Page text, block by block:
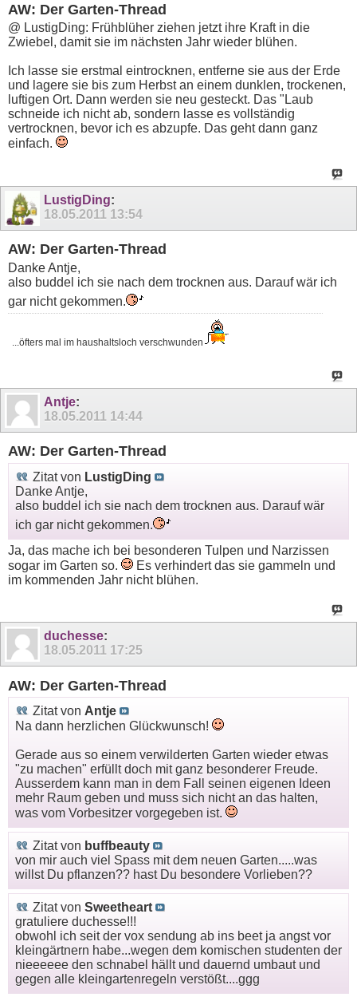
AW: Der Garten-Thread
@ LustigDing: Frühblüher ziehen jetzt ihre Kraft in die
Zwiebel, damit sie im nächsten Jahr wieder blühen.
Ich lasse sie erstmal eintrocknen, entferne sie aus der Erde
und lagere sie bis zum Herbst an einem dunklen, trockenen,
luftigen Ort. Dann werden sie neu gesteckt. Das "Laub
schneide ich nicht ab, sondern lasse es vollständig
vertrocknen, bevor ich es abzupfe. Das geht dann ganz
einfach.
LustigDing:
18.05.2011 13:54
AW: Der Garten-Thread
Danke Antje,
also buddel ich sie nach dem trocknen aus. Darauf wär ich
gar nicht gekommen.
...öfters mal im haushaltsloch verschwunden
Antje:
18.05.2011 14:44
AW: Der Garten-Thread
Zitat von LustigDing
Danke Antje,
also buddel ich sie nach dem trocknen aus. Darauf wär
ich gar nicht gekommen.
Ja, das mache ich bei besonderen Tulpen und Narzissen
sogar im Garten so.
Es verhindert das sie gammeln und
im kommenden Jahr nicht blühen.
duchesse:
18.05.2011 17:25
AW: Der Garten-Thread
Zitat von Antje
Na dann herzlichen Glückwunsch!
Gerade aus so einem verwilderten Garten wieder etwas
"zu machen" erfüllt doch mit ganz besonderer Freude.
Ausserdem kann man in dem Fall seinen eigenen Ideen
mehr Raum geben und muss sich nicht an das halten,
was vom Vorbesitzer vorgegeben ist.
Zitat von buffbeauty
von mir auch viel Spass mit dem neuen Garten.....was
willst Du pflanzen?? hast Du besondere Vorlieben??
Zitat von Sweetheart
gratuliere duchesse!!!
obwohl ich seit der vox sendung ab ins beet ja angst vor
kleingärtnern habe...wegen dem komischen studenten der
nieeeeee den schnabel hällt und dauernd umbaut und
gegen alle kleingartenregeln verstößt....ggg